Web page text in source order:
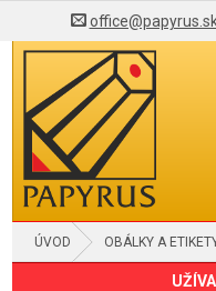
ÚVOD OBÁLKY A
SAMOLEPIACE OBÁLKY